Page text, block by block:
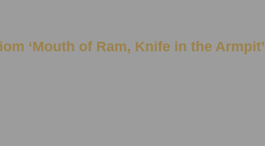
‘Mouth of Ram, Knife in the Armpit’